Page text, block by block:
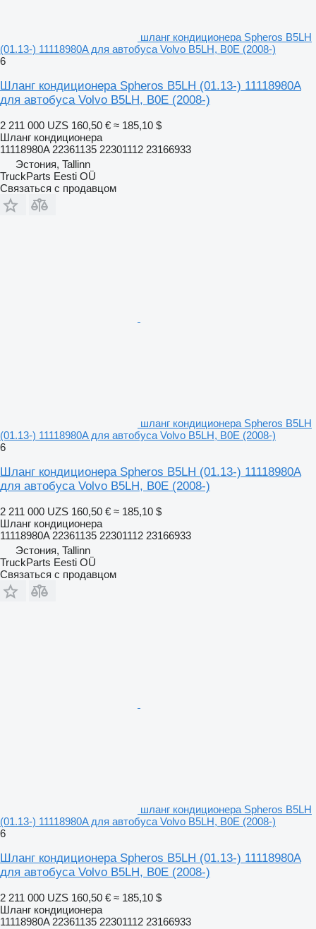
шланг кондиционера Spheros B5LH
(01.13-) 11118980A для автобуса Volvo B5LH, B0E (2008-)
6
Шланг кондиционера Spheros B5LH (01.13-) 11118980A
для автобуса Volvo B5LH, B0E (2008-)
2 211 000 UZS 160,50 € ≈ 185,10 $
Шланг кондиционера
11118980A 22361135 22301112 23166933
Эстония, Tallinn
TruckParts Eesti OÜ
Связаться с продавцом
шланг кондиционера Spheros B5LH
(01.13-) 11118980A для автобуса Volvo B5LH, B0E (2008-)
6
Шланг кондиционера Spheros B5LH (01.13-) 11118980A
для автобуса Volvo B5LH, B0E (2008-)
2 211 000 UZS 160,50 € ≈ 185,10 $
Шланг кондиционера
11118980A 22361135 22301112 23166933
Эстония, Tallinn
TruckParts Eesti OÜ
Связаться с продавцом
шланг кондиционера Spheros B5LH
(01.13-) 11118980A для автобуса Volvo B5LH, B0E (2008-)
6
Шланг кондиционера Spheros B5LH (01.13-) 11118980A
для автобуса Volvo B5LH, B0E (2008-)
2 211 000 UZS 160,50 € ≈ 185,10 $
Шланг кондиционера
11118980A 22361135 22301112 23166933